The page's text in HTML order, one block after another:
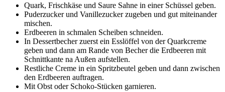
Quark, Frischkäse und Saure Sahne in einer Schüssel geben.
Puderzucker und Vanillezucker zugeben und gut miteinander
mischen.
Erdbeeren in schmalen Scheiben schneiden.
In Dessertbecher zuerst ein Esslöffel von der Quarkcreme
geben und dann am Rande von Becher die Erdbeeren mit
Schnittkante na Außen aufstellen.
Restliche Creme in ein Spritzbeutel geben und dann zwischen
den Erdbeeren auftragen.
Mit Obst oder Schoko-Stücken garnieren.